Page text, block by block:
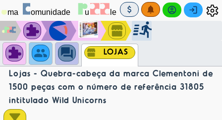
LOJAS
Lojas - Quebra-cabeça da marca Clementoni de
1500 peças com o número de referência 31805
intitulado Wild Unicorns